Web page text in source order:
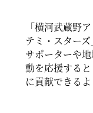
「横河武蔵野
テミ・スター
サポーターや
動を応援する
に貢献できるよ